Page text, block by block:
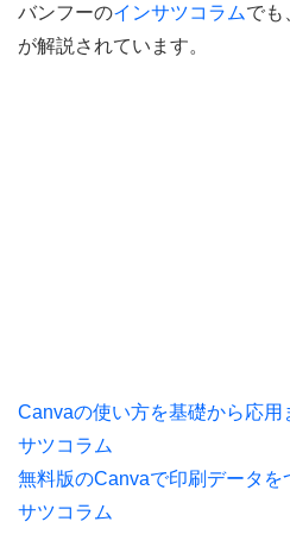
バンフーのインサツコラムでも
が解説されています。
Canvaの使い方を基礎から応
サツコラム
無料版のCanvaで印刷データ
サツコラム